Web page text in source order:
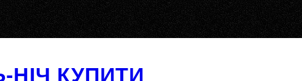
НІЧ КУПИТИ